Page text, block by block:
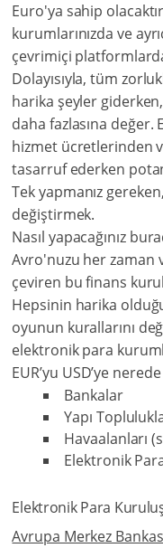
Euro'ya sahip
kurumlarınızda ve
çevrimiçi
Dolayısıyla, tüm
harika şeyler
daha fazlasına değer.
hizmet ücretlerinden
tasarruf ederken
Tek yapmanız
değiştirmek.
Nasıl yapacağınız
Avro'nuzu her zaman
çeviren bu finans
Hepsinin harika
oyunun kurallarını
elektronik para
EUR’yu USD’ye
Bankalar
Yapı
Havaalanları
Elektronik
Elektronik Para
Avrupa Merkez